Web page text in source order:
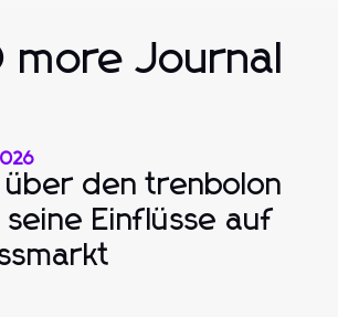
more Journal
über den trenbolon
Einflüsse auf